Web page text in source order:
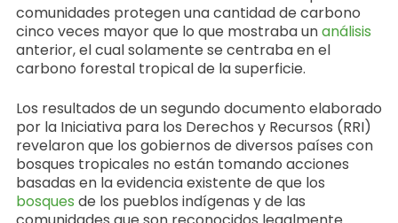
comunidades protegen una cantidad de carbono
cinco veces mayor que lo que mostraba unanálisis
anterior, el cual solamente se centraba en el
carbono forestal tropical de la superficie.
Los resultados de un segundo documento elaborado
por la Iniciativa para los Derechos y Recursos (RRI)
revelaron que los gobiernos de diversos países con
bosques tropicales no están tomando acciones
basadas en la evidencia existente de que los
bosques de los pueblos indígenas y de las